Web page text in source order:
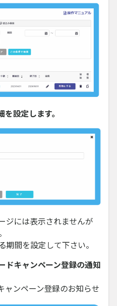
設定します。
ジには表示されませんが
期間を設定して下さい。
ドキャンペーン登録の通知
ンペーン登録のお知らせ